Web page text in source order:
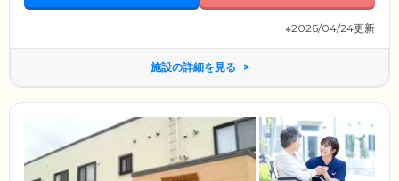
※2026/04/24更新
施設の詳細を見る